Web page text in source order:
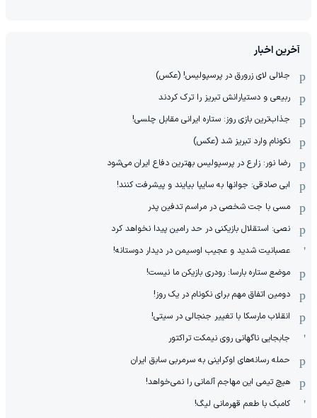
آخرین اخبار
جلالی لای زرورق در پرسپولیس! (عکس)
ربیعی و دستیارانش تبریز را ترک کردند
جذاب‌ترین بازی روز: ستاره ایرانی مقابل چلسی!
نکونام وارد تبریز شد (عکس)
رضا نور: زارع در پرسپولیس بهترین دفاع ایران می‌شود
ابی صادقی: جوانها به سایپا بیایند و پیشرفت کنند!
مسی با جت شخصی در مراسم تدفین پدر
نصی: استقلال بازیکنی در حد رامین پیدا نخواهد کرد
عصبانیت شدید و عجیب اوسیمن در دیدار دوستانه!
موضع ستاره بارسا: رودری بازیکن ما نیست!
دومین اتفاق مهم برای نکونام در یک روز!
انقلاب مارسکا با تغییر جنجالی در سیتی!
جابجایی ناگهانی روی نیمکت تراکتور
حمله رسانه‌های اوکراینی به سرمربی سابق ایران
هیچ‌ تیمی این مهاجم آلمانی را نمی‌خواهد!
کامبک با طعم قهرمانی لیگ!